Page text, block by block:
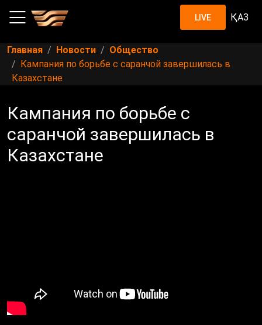
LIVE ҚАЗ
Главная Новости
Общество
Кампания по борьбе с саранчой завершилась в
Казахстане
Кампания по борьбе с
саранчой завершилась в
Казахстане